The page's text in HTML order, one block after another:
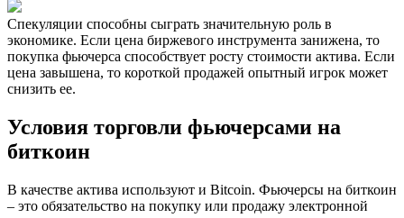
Спекуляции способны сыграть значительную роль в
экономике. Если цена биржевого инструмента занижена, то
покупка фьючерса способствует росту стоимости актива. Если
цена завышена, то короткой продажей опытный игрок может
снизить ее.
Условия торговли фьючерсами на
биткоин
В качестве актива используют и Bitcoin. Фьючерсы на биткоин
– это обязательство на покупку или продажу электронной